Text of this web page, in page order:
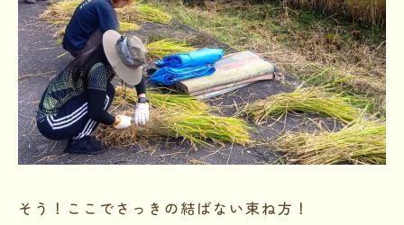
そう！ここでさっきの結ばない束ね方！